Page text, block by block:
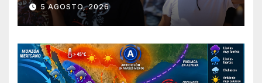
5 AGOSTO, 2026